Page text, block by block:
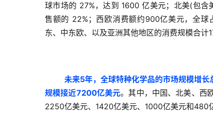
球市场的 27%，达到 1600 亿美元；北美(包
售额的 22%；西欧消费额约900亿美元，全球
东、中东欧、以及亚洲其他地区的消费规模合计
未来5年，全球特种化学品的市场规模增
规模接近7200亿美元。其中，中国、北美、西
2250亿美元、1420亿美元、1000亿美元和480